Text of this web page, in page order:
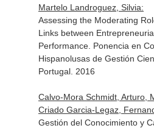
Martelo Landroguez, Silvia:
Assessing the Moderating
Links between
Performance. Ponencia en
Hispanolusas de Gestión
Portugal. 2016
Calvo-Mora Schmidt, Arturo,
Criado Garcia-Legaz,
Gestión del Conocimiento y